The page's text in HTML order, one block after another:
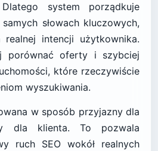
system porządkuje
słowach kluczowych,
intencji użytkownika.
porównać oferty i szybciej
które rzeczywiście
wyszukiwania.
w sposób przyjazny dla
dla klienta. To pozwala
ruch SEO wokół realnych